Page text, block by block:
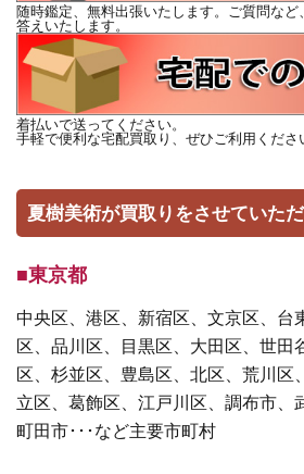
随時鑑定、無料出張いたします。ご質問な
答えいたします。
着払いで送ってください。
手軽で便利な宅配買取り、ぜひご利用くださ
夏樹美術が買取りをさせていた
■東京都
中央区、港区、新宿区、文京区、台
区、品川区、目黒区、大田区、世田
区、杉並区、豊島区、北区、荒川区
立区、葛飾区、江戸川区、調布市、
町田市･･･など主要市町村